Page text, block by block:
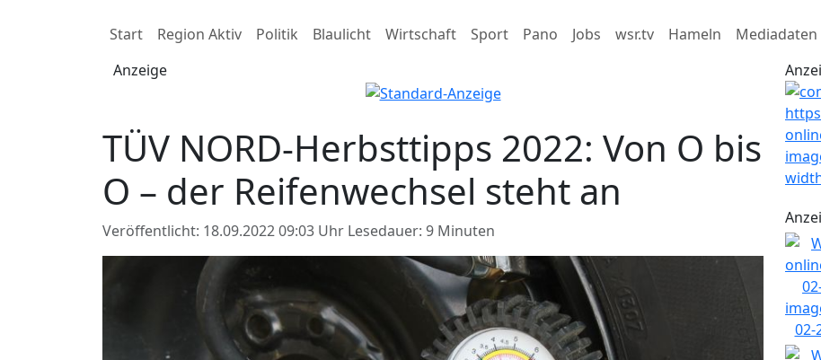
Start Region Aktiv Politik Blaulicht Wirtschaft Sport Pano Jobs wsr.tv Hameln Mediadaten
Anzeige
TÜV NORD-Herbsttipps 2022: Von O bis
O – der Reifenwechsel steht an
Veröffentlicht: 18.09.2022 09:03 Uhr Lesedauer: 9 Minuten